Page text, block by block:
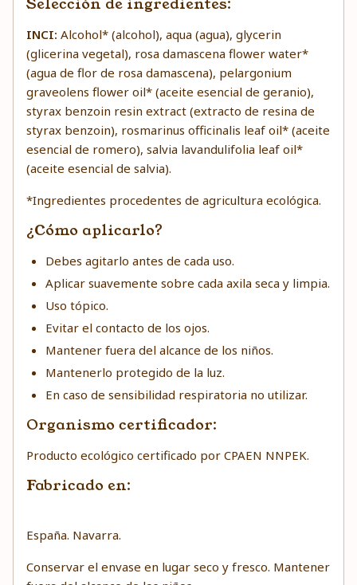
INCI: Alcohol* (alcohol), aqua (agua), glycerin
(glicerina vegetal), rosa damascena flower water*
(agua de flor de rosa damascena), pelargonium
graveolens flower oil* (aceite esencial de geranio),
styrax benzoin resin extract (extracto de resina de
styrax benzoin), rosmarinus officinalis leaf oil* (aceite
esencial de romero), salvia lavandulifolia leaf oil*
(aceite esencial de salvia).
*Ingredientes procedentes de agricultura ecológica.
¿Cómo aplicarlo?
Debes agitarlo antes de cada uso.
Aplicar suavemente sobre cada axila seca y limpia.
Uso tópico.
Evitar el contacto de los ojos.
Mantener fuera del alcance de los niños.
Mantenerlo protegido de la luz.
En caso de sensibilidad respiratoria no utilizar.
Organismo certificador:
Producto ecológico certificado por CPAEN NNPEK.
Fabricado en:
España. Navarra.
Conservar el envase en lugar seco y fresco. Mantener